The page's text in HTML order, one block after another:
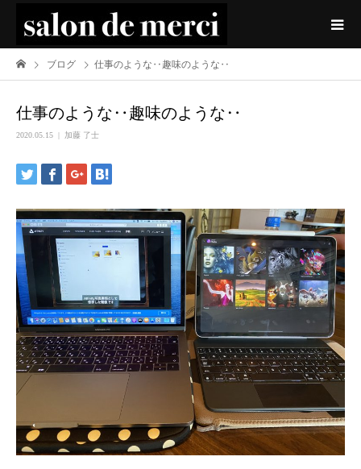
ブログ 仕事のような‥趣味のような‥
仕事のような‥趣味のような‥
2020.05.15 加藤 了士